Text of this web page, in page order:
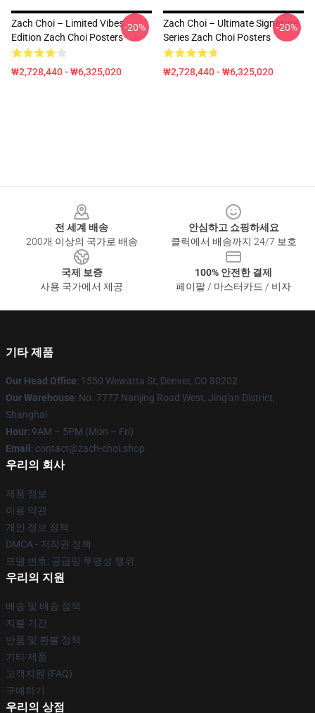
Zach Choi – Limited Vibes
Edition Zach Choi Posters
₩2,728,440 - ₩6,325,020
-20%
Zach Choi – Ultimate Signature
Series Zach Choi Posters
₩2,728,440 - ₩6,325,020
-20%
전 세계 배송
200개 이상의 국가로 배송
안심하고 쇼핑하세요
클릭에서 배송까지 24/7 보호
국제 보증
사용 국가에서 제공
100% 안전한 결제
페이팔 / 마스터카드 / 비자
기타 제품
Our Head Office: 1550 Wewatta St, Denver, CO 80202
Our Warehouse: No. 7777 Nanjing Road West, Jing'an District,
Shanghai
Hour: 9AM – 5PM (Mon – Fri)
Email : contact@zach-choi.shop
우리의 회사
제품 정보
이용 약관
개인 정보 정책
DMCA - 저작권 정책
모델 번호: 공급망 투명성 행위
우리의 지원
배송 및 배송 정책
지불 기간
반품 및 환불 정책
기타 제품
고객지원 (FAQ)
구매하기
우리의 상점